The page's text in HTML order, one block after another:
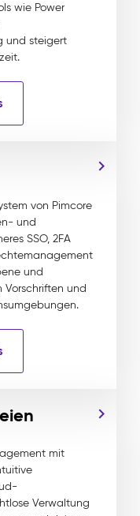
wie Power
und steigert
von Pimcore
und
SSO, 2FA
und
und
mit
Verwaltung